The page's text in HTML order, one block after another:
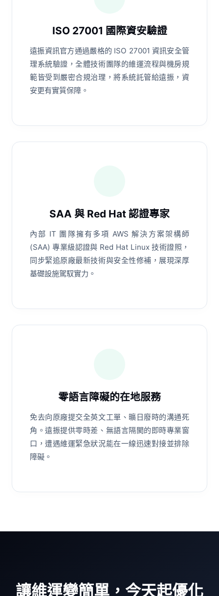
ISO 27001 國際資安驗證
遠振資訊官方通過嚴格的 ISO 27001 資訊安全管
理系統驗證，全體技術團隊的維運流程與機房規
範皆受到嚴密合規治理，將系統託管給遠振，資
安更有實質保障。
SAA 與 Red Hat 認證專家
內部 IT 團隊擁有多項 AWS 解決方案架構師
(SAA) 專業級認證與 Red Hat Linux 技術證照，
同步緊追原廠最新技術與安全性修補，展現深厚
基礎設施駕馭實力。
零語言障礙的在地服務
免去向原廠提交全英文工單、曠日廢時的溝通死
角。遠振提供零時差、無語言隔閡的即時專業窗
口，遭遇維運緊急狀況能在一線迅速對接並排除
障礙。
讓維運變簡單，今天起優化